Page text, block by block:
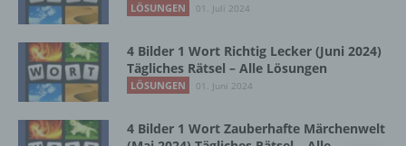
LÖSUNGEN 01. Juli 2024
4 Bilder 1 Wort Richtig Lecker (Juni 2024)
Tägliches Rätsel – Alle Lösungen
LÖSUNGEN 01. Juni 2024
4 Bilder 1 Wort Zauberhafte Märchenwelt
Einschränkung der Verarbeitung ist die
Markierung gespeicherter
personenbezogener Daten mit dem Ziel, ihre
künftige Verarbeitung einzuschränken.
e) Profiling